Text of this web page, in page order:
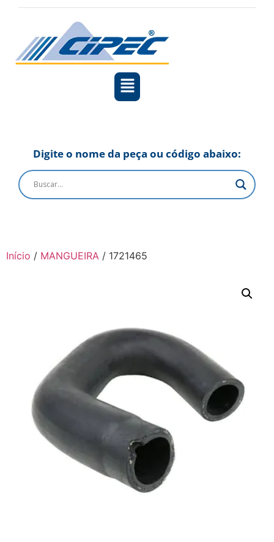
Digite o nome da peça ou código abaixo:
Início / MANGUEIRA / 1721465